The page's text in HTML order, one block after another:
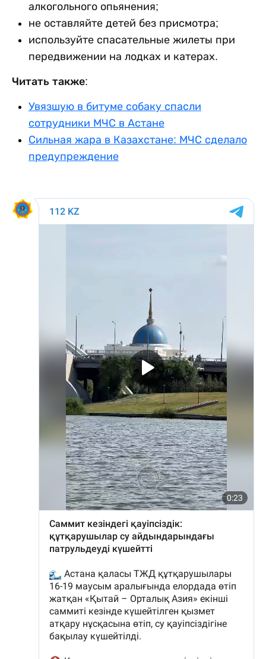
алкогольного опьянения;
не оставляйте детей без присмотра;
используйте спасательные жилеты при
передвижении на лодках и катерах.
Читать также:
Увязшую в битуме собаку спасли
сотрудники МЧС в Астане
Сильная жара в Казахстане: МЧС сделало
предупреждение